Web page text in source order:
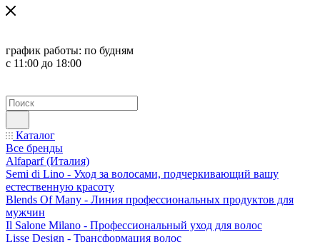
график работы: по будням
с 11:00 до 18:00
Каталог
Все бренды
Alfaparf (Италия)
Semi di Lino - Уход за волосами, подчеркивающий вашу
естественную красоту
Blends Of Many - Линия профессиональных продуктов для
мужчин
Il Salone Milano - Профессиональный уход для волос
Lisse Design - Трансформация волос